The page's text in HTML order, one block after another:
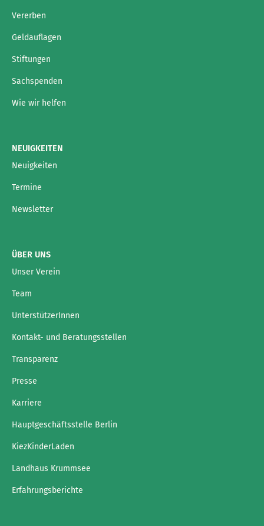
Vererben
Geldauflagen
Stiftungen
Sachspenden
Wie wir helfen
NEUIGKEITEN
Neuigkeiten
Termine
Newsletter
ÜBER UNS
Unser Verein
Team
UnterstützerInnen
Kontakt- und Beratungsstellen
Transparenz
Presse
Karriere
Hauptgeschäftsstelle Berlin
KiezKinderLaden
Landhaus Krummsee
Erfahrungsberichte